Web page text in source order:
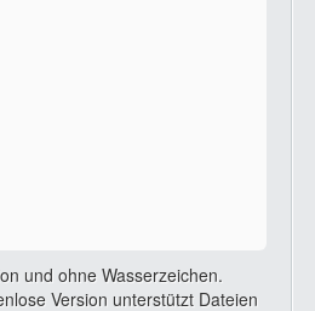
und ohne Wasserzeichen.
Version unterstützt Dateien